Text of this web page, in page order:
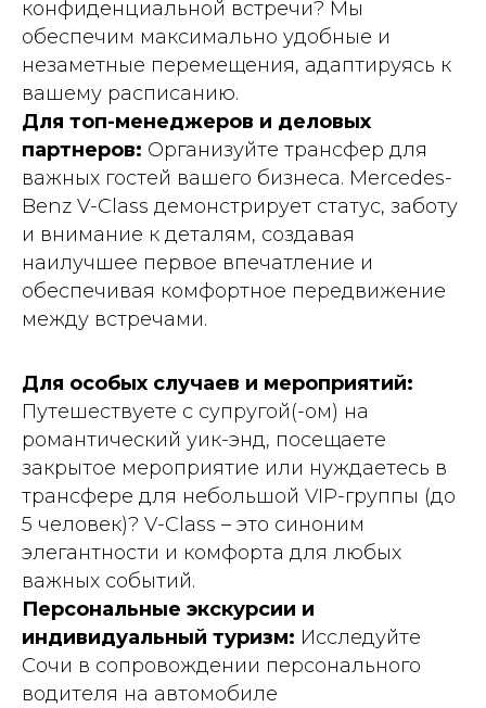
конфиденциальной встречи? Мы
обеспечим максимально удобные и
незаметные перемещения, адаптируясь к
вашему расписанию.
Для топ-менеджеров и деловых
партнеров: Организуйте трансфер для
важных гостей вашего бизнеса. Mercedes-
Benz V-Class демонстрирует статус, заботу
и внимание к деталям, создавая
наилучшее первое впечатление и
обеспечивая комфортное передвижение
между встречами.
Для особых случаев и мероприятий:
Путешествуете с супругой(-ом) на
романтический уик-энд, посещаете
закрытое мероприятие или нуждаетесь в
трансфере для небольшой VIP-группы (до
5 человек)? V-Class – это синоним
элегантности и комфорта для любых
важных событий.
Персональные экскурсии и
индивидуальный туризм: Исследуйте
Сочи в сопровождении персонального
водителя на автомобиле